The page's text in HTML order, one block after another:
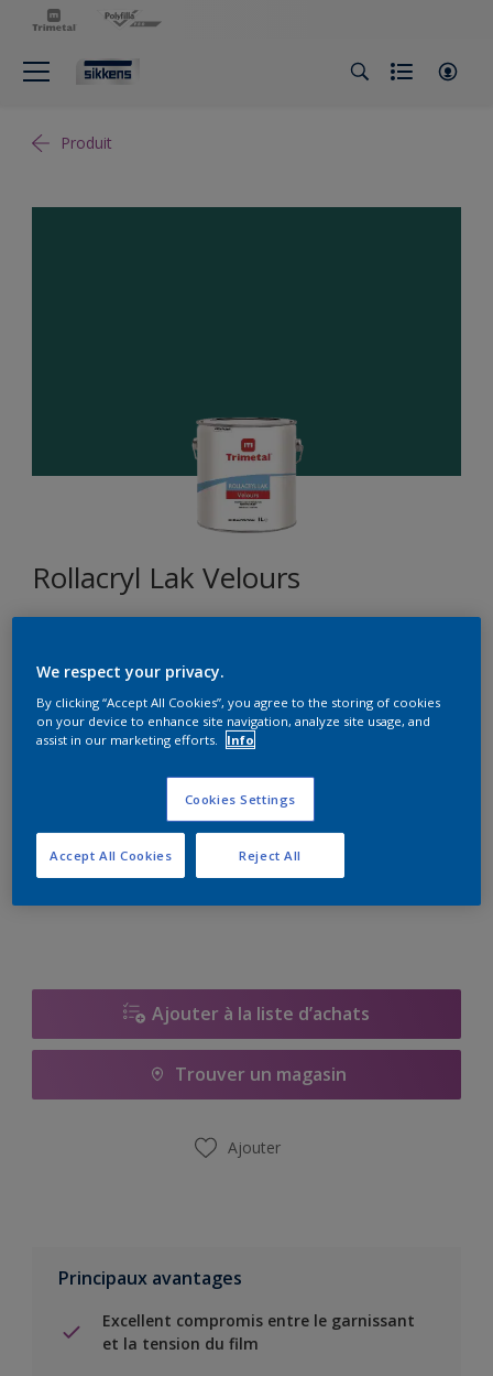
Produit
Rollacryl Lak Velours
Format
2,5L
Quantité Calculateur de peinture
Calculer
Ajouter à la liste d’achats
Trouver un magasin
Ajouter
Principaux avantages
Excellent compromis entre le garnissant
et la tension du film
We respect your privacy.
By clicking “Accept All Cookies”, you agree to the storing of cookies
on your device to enhance site navigation, analyze site usage, and
assist in our marketing efforts.
Info
Cookies Settings
Reject All
Accept All Cookies